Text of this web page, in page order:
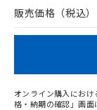
問い合わせくだ
販売価格（税込）
オンライン購入にお
格・納期の確認」画面